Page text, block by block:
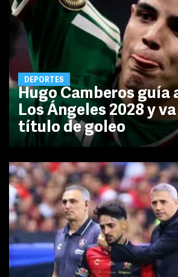
DEPORTES
Hugo Camberos guía
Los Ángeles 2028 y
título de goleo